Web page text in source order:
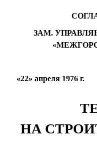
ЗАМ.
«22» апреля 1976 г.
НА